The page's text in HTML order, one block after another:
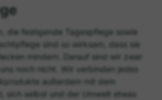
die festigende Tagespflege sowie
sind so wirksam, dass sie
mindern. Darauf sind wir zwar
noch nicht. Wir verbinden jedes
außerdem mit dem
sich selbst und der Umwelt etwas